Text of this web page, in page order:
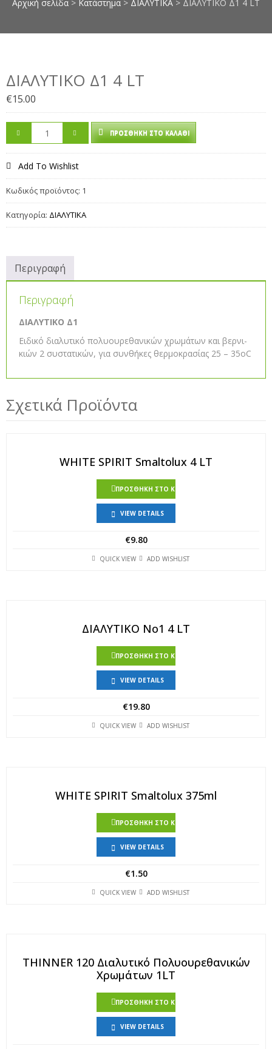
smaltoplast, vechro, nanophos,
ιμές σε όλα τα είδη, προσφορές
σε χρώματα, berling, davos,
elastotet, mentor, mercola,
novamix, pattex, saratoga, zita,
Αρχική σελίδα > Κατάστημα > ΔΙΑΛΥΤΙΚΑ > ΔΙΑΛΥΤΙΚΟ Δ1 4 LT
ΔΙΑΛΥΤΙΚΟ Δ1 4 LT
€15.00
ΠΡΟΣΘΉΚΗ ΣΤΟ ΚΑΛΆΘΙ
Add To Wishlist
Κωδικός προϊόντος: 1
Κατηγορία: ΔΙΑΛΥΤΙΚΑ
Περιγραφή
Περιγραφή
ΔΙΑΛΥΤΙΚΟ Δ1
Ει­δικό δι­α­λυ­τικό πο­λυ­ου­ρε­θα­νι­κών χρω­μά­των και βερ­νι­
κιών 2 συ­στα­τι­κών, για συν­θή­κες θερ­μο­κρα­σίας 25 – 35οC
Σχετικά Προϊόντα
WHITE SPIRIT Smaltolux 4 LT
ΠΡΟΣΘΉΚΗ ΣΤΟ ΚΑΛΆΘΙ
VIEW DETAILS
€9.80
QUICK VIEW ADD WISHLIST
ΔΙΑΛΥΤΙΚΟ Νo1 4 LT
ΠΡΟΣΘΉΚΗ ΣΤΟ ΚΑΛΆΘΙ
VIEW DETAILS
€19.80
QUICK VIEW ADD WISHLIST
WHITE SPIRIT Smaltolux 375ml
ΠΡΟΣΘΉΚΗ ΣΤΟ ΚΑΛΆΘΙ
VIEW DETAILS
€1.50
QUICK VIEW ADD WISHLIST
THINNER 120 Διαλυτικό Πολυουρεθανικών
Χρωμάτων 1LT
ΠΡΟΣΘΉΚΗ ΣΤΟ ΚΑΛΆΘΙ
VIEW DETAILS